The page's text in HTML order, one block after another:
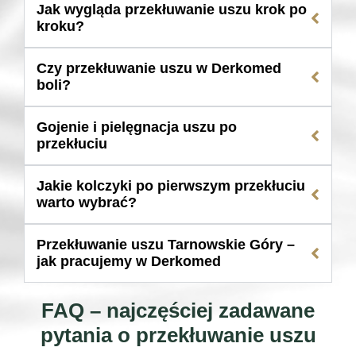
Jak wygląda przekłuwanie uszu krok po
kroku?
Czy przekłuwanie uszu w Derkomed
boli?
Gojenie i pielęgnacja uszu po
przekłuciu
Jakie kolczyki po pierwszym przekłuciu
warto wybrać?
Przekłuwanie uszu Tarnowskie Góry –
jak pracujemy w Derkomed
FAQ – najczęściej zadawane
pytania o przekłuwanie uszu